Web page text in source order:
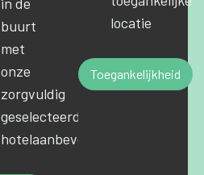
buurt
met
onze
zorgvuldig
geselecteerde
hotelaanbevelingen.
locatie
Toegankelijkheid